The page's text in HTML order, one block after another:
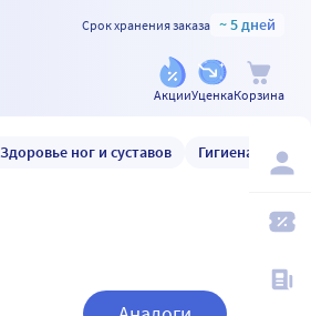
Срок хранения заказа ~ 5 дней
АкцииУценкаКорзина
Здоровье ног и суставов Гигиена и уход